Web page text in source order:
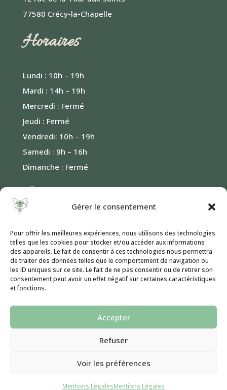
Gérer le consentement
Pour offrir les meilleures expériences, nous utilisons des technologies
telles que les cookies pour stocker et/ou accéder aux informations
des appareils. Le fait de consentir à ces technologies nous permettra
de traiter des données telles que le comportement de navigation ou
les ID uniques sur ce site. Le fait de ne pas consentir ou de retirer son
consentement peut avoir un effet négatif sur certaines caractéristiques
et fonctions.
Accepter
Refuser
Voir les préférences
Mentions LégalesMentions Légales
77580 Crécy-la-Chapelle
Horaires
Lundi : 10h – 19h
Mardi : 14h – 19h
Mercredi : Fermé
Jeudi : Fermé
Vendredi: 10h – 19h
Samedi : 9h – 16h
Dimanche : Fermé
Contact
Formulaire de contact
Informations